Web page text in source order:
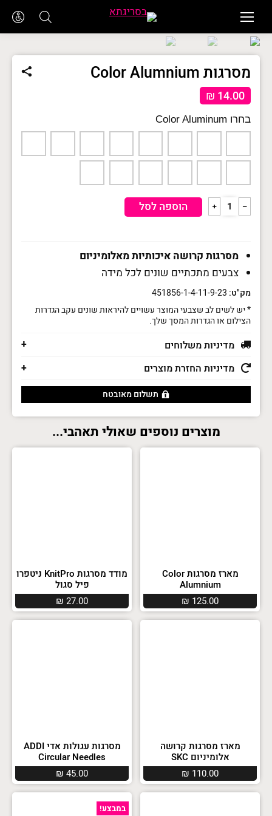
מסרגות Color Alumnium
₪ 14.00
Color Aluminum
כמות
של
﹣
﹢ הוספה לסל
מסרגות קרושה איכותיות מאלומיניום
צבעים מתכתיים שונים לכל מידה
מק"ט:
* יש לשים לב שצבעי המוצר עשויים להיראות שונים עקב הגדרות
הצילום או הגדרות המסך שלך.
מדיניות משלוחים
מדיניות החזרת מוצרים
תשלום מאובטח
מוצרים נוספים שאולי תאהבי...
מארז מסרגות Color
Alumnium
₪ 125.00
מודד מסרגות KnitPro ניטפרו
פיל סגול
₪ 27.00
מארז מסרגות קרושה
אלומיניום SKC
₪ 110.00
מסרגות עגולות אדי ADDI
Circular Needles
₪ 45.00
במבצע!